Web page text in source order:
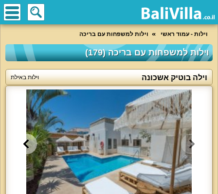
וילות - עמוד ראשי וילות למשפחות עם בריכה
וילות למשפחות עם בריכה (179)
וילה בוטיק אשכונה וילות באילת